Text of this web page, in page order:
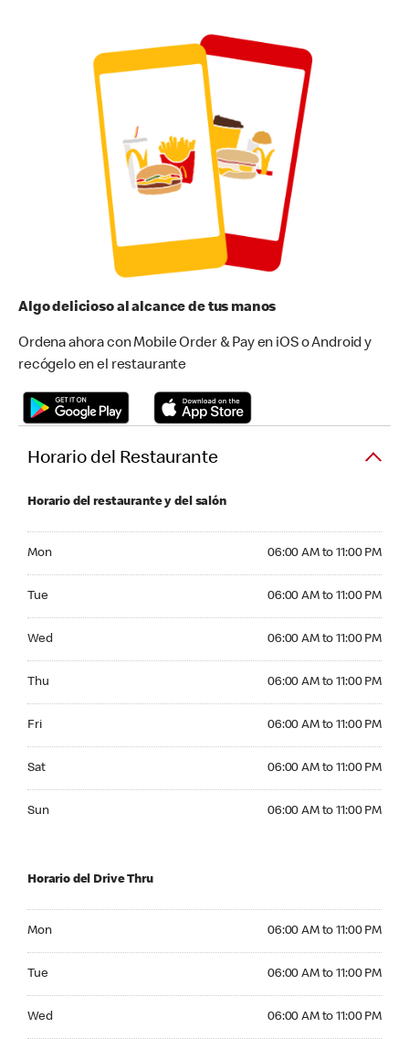
Algo delicioso al alcance de tus manos
Ordena ahora con Mobile Order & Pay en iOS o Android y
recógelo en el restaurante
Horario del Restaurante
Horario del restaurante y del salón
Mon 06:00 AM to 11:00 PM
Tue 06:00 AM to 11:00 PM
Wed 06:00 AM to 11:00 PM
Thu 06:00 AM to 11:00 PM
Fri 06:00 AM to 11:00 PM
Sat 06:00 AM to 11:00 PM
Sun 06:00 AM to 11:00 PM
Horario del Drive Thru
Mon 06:00 AM to 11:00 PM
Tue 06:00 AM to 11:00 PM
Wed 06:00 AM to 11:00 PM